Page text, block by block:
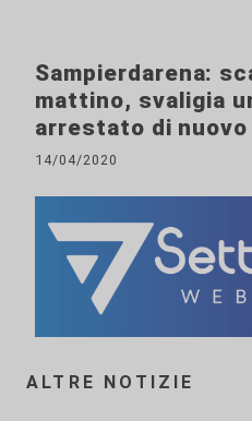
Sampierdarena:
mattino, svaligia
arrestato di nuovo
14/04/2020
ALTRE NOTIZIE